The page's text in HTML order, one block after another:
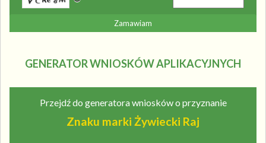
GENERATOR WNIOSKÓW APLIKACYJNYCH
Przejdź do generatora wniosków o przyznanie
Znaku marki Żywiecki Raj